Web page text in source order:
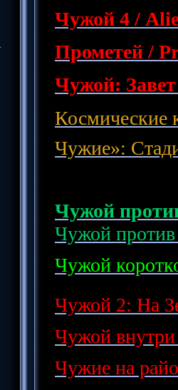
Чужой 4 /
Прометей /
Чужой:
Космические
Чужие»:
Чужой
Чужой
Чужой
Чужой 2: На
Чужой
Чужие на